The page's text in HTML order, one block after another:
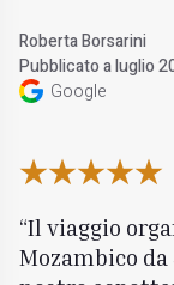
Roberta Borsarini
Pubblicato a luglio
Google
Il viaggio
Mozambico